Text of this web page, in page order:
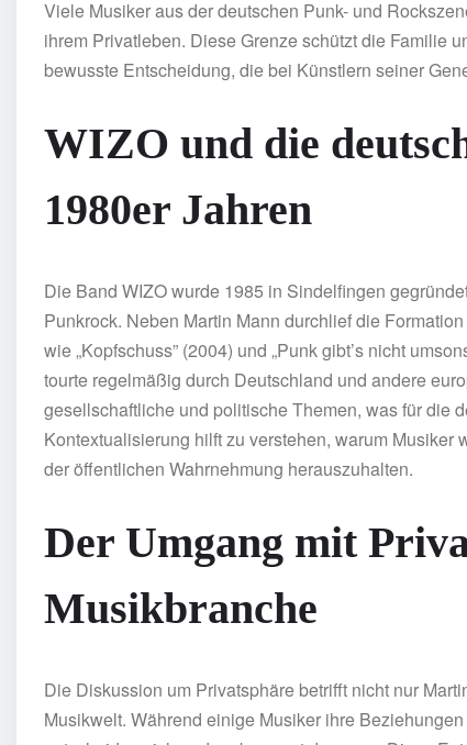
Viele Musiker aus der deutschen Punk- und
ihrem Privatleben. Diese Grenze schützt die Familie
bewusste Entscheidung, die bei Künstlern seiner
WIZO und die
1980er Jahren
Die Band WIZO wurde 1985 in Sindelfingen
Punkrock. Neben Martin Mann durchlief die
wie „Kopfschuss” (2004) und „Punk gibt’s nicht
tourte regelmäßig durch Deutschland und andere
gesellschaftliche und politische Themen, was für die
Kontextualisierung hilft zu verstehen, warum
der öffentlichen Wahrnehmung herauszuhalten.
Der Umgang mit
Musikbranche
Die Diskussion um Privatsphäre betrifft nicht nur
Musikwelt. Während einige Musiker ihre